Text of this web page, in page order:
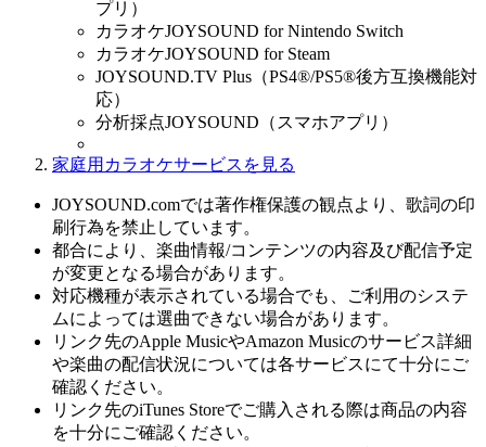
プリ）
カラオケJOYSOUND for Nintendo Switch
カラオケJOYSOUND for Steam
JOYSOUND.TV Plus（PS4®/PS5®後方互換機能対
応）
分析採点JOYSOUND（スマホアプリ）
家庭用カラオケサービスを見る
JOYSOUND.comでは著作権保護の観点より、歌詞の印
刷行為を禁止しています。
都合により、楽曲情報/コンテンツの内容及び配信予定
が変更となる場合があります。
対応機種が表示されている場合でも、ご利用のシステ
ムによっては選曲できない場合があります。
リンク先のApple MusicやAmazon Musicのサービス詳細
や楽曲の配信状況については各サービスにて十分にご
確認ください。
リンク先のiTunes Storeでご購入される際は商品の内容
を十分にご確認ください。